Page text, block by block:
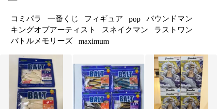
コミパラ 一番くじ フィギュア pop
バウンドマン
キングオブアーティスト
スネイクマン
ラストワン
バトルメモリーズ
maximum